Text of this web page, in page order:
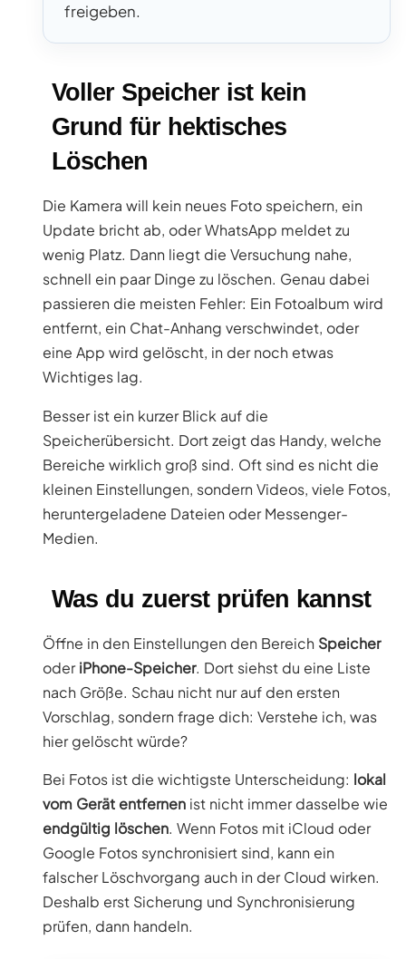
freigeben.
Voller Speicher ist kein
Grund für hektisches
Löschen
Die Kamera will kein neues Foto speichern, ein
Update bricht ab, oder WhatsApp meldet zu
wenig Platz. Dann liegt die Versuchung nahe,
schnell ein paar Dinge zu löschen. Genau dabei
passieren die meisten Fehler: Ein Fotoalbum wird
entfernt, ein Chat-Anhang verschwindet, oder
eine App wird gelöscht, in der noch etwas
Wichtiges lag.
Besser ist ein kurzer Blick auf die
Speicherübersicht. Dort zeigt das Handy, welche
Bereiche wirklich groß sind. Oft sind es nicht die
kleinen Einstellungen, sondern Videos, viele Fotos,
heruntergeladene Dateien oder Messenger-
Medien.
Was du zuerst prüfen kannst
Öffne in den Einstellungen den Bereich Speicher
oderiPhone-Speicher. Dort siehst du eine Liste
nach Größe. Schau nicht nur auf den ersten
Vorschlag, sondern frage dich: Verstehe ich, was
hier gelöscht würde?
Bei Fotos ist die wichtigste Unterscheidung: lokal
vom Gerät entfernen ist nicht immer dasselbe wie
endgültig löschen. Wenn Fotos mit iCloud oder
Google Fotos synchronisiert sind, kann ein
falscher Löschvorgang auch in der Cloud wirken.
Deshalb erst Sicherung und Synchronisierung
prüfen, dann handeln.